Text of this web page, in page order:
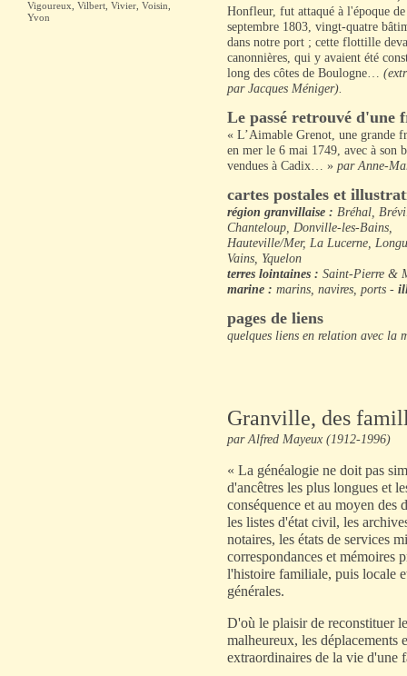
Honfleur, fut attaqué à l'époque
septembre 1803, vingt-quatre
dans notre port ; cette flottille
canonnières, qui y avaient été
long des côtes de Boulogne…
par Jacques Méniger).
Le passé retrouvé d'une
« L’Aimable Grenot, une grande
en mer le 6 mai 1749, avec à son
vendues à Cadix… » par Anne-
cartes postales et
région granvillaise : Bréhal,
Chanteloup, Donville-les-Bains,
Hauteville/Mer, La Lucerne,
Vains, Yquelon
terres lointaines : Saint-Pierre &
marine : marins, navires, ports -
pages de liens
quelques liens en relation avec la
Granville, des
par Alfred Mayeux (1912-1996)
« La généalogie ne doit pas
d'ancêtres les plus longues et
conséquence et au moyen des
les listes d'état civil, les
notaires, les états de services
correspondances et mémoires
l'histoire familiale, puis locale
générales.
D'où le plaisir de reconstituer
malheureux, les déplacements
extraordinaires de la vie d'une
Vigoureux Vilbert Vivier Voisin
Yvon